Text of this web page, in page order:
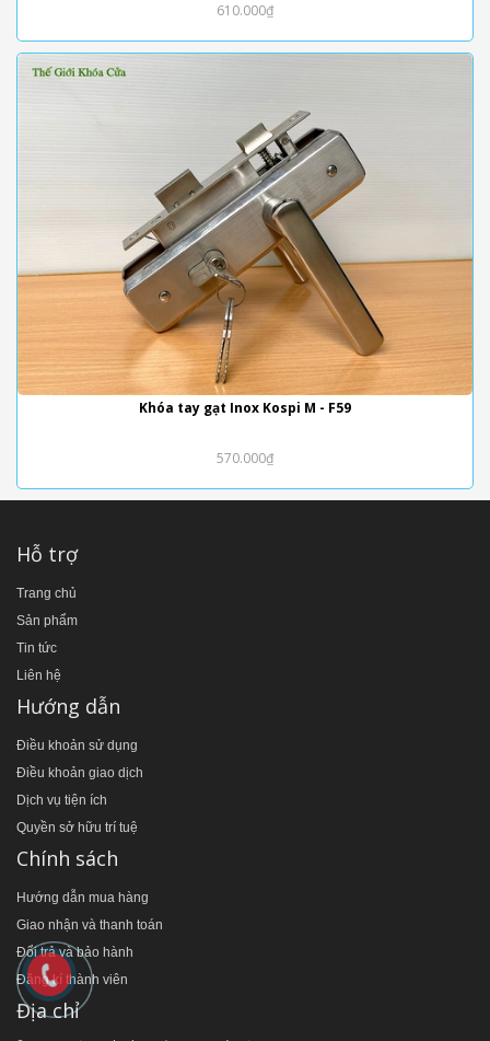
610.000₫
Khóa tay gạt Inox Kospi M - F59
570.000₫
Hỗ trợ
Trang chủ
Sản phẩm
Tin tức
Liên hệ
Hướng dẫn
Điều khoản sử dụng
Điều khoản giao dịch
Dịch vụ tiện ích
Quyền sở hữu trí tuệ
Chính sách
Hướng dẫn mua hàng
Giao nhận và thanh toán
Đổi trả và bảo hành
Đăng kí thành viên
Địa chỉ